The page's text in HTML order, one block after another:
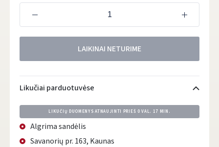
LAIKINAI NETURIME
Likučiai parduotuvėse
LIKUČIŲ DUOMENYS ATNAUJINTI PRIEŠ 0 VAL. 17 MIN.
Algrima sandėlis
Savanorių pr. 163, Kaunas